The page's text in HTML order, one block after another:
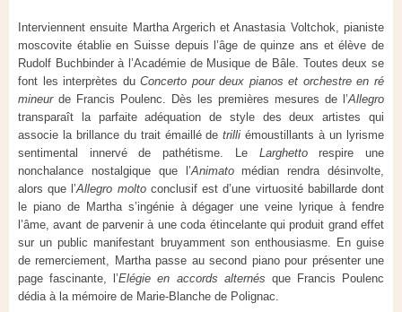
Interviennent ensuite Martha Argerich et Anastasia Voltchok, pianiste
moscovite établie en Suisse depuis l’âge de quinze ans et élève de
Rudolf Buchbinder à l’Académie de Musique de Bâle. Toutes deux se
font les interprètes duConcerto pour deux pianos et orchestre en ré
mineurde Francis Poulenc. Dès les premières mesures de l’Allegro
transparaît la parfaite adéquation de style des deux artistes qui
associe la brillance du trait émaillé detrilli émoustillants à un lyrisme
sentimental innervé de pathétisme. Le Larghettorespire une
nonchalance nostalgique que l’Animatomédian rendra désinvolte,
alors que l’Allegro molto conclusif est d’une virtuosité babillarde dont
le piano de Martha s’ingénie à dégager une veine lyrique à fendre
l’âme, avant de parvenir à une coda étincelante qui produit grand effet
sur un public manifestant bruyamment son enthousiasme. En guise
de remerciement, Martha passe au second piano pour présenter une
page fascinante, l’Elégie en accords alternés que Francis Poulenc
dédia à la mémoire de Marie-Blanche de Polignac.